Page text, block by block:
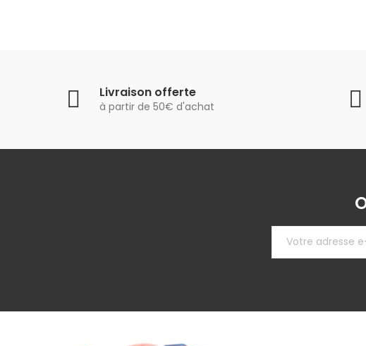
Livraison offerte
à partir de 50€ d'achat